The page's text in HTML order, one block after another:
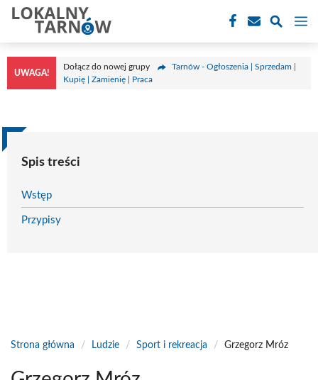
Przejdź
treści
UWAGA!
Dołącz do nowej grupy
Tarnów - Ogłoszenia | Sprzedam |
Kupię | Zamienię | Praca
Spis treści
Wstęp
Przypisy
Strona główna / Ludzie / Sport i rekreacja / Grzegorz Mróz